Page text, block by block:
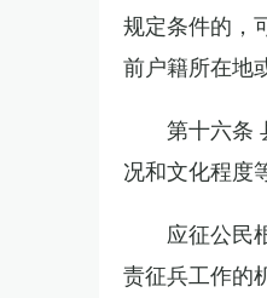
规定条件的，
前户籍所在地
第十六条
况和文化程度
应征公民
责征兵工作的